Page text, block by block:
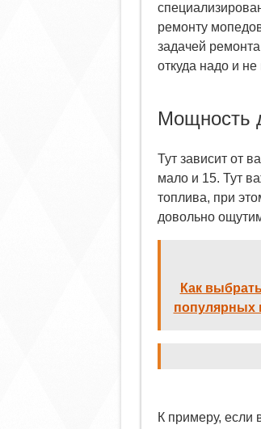
ремонту
задачей
откуда надо и
Мощность
Тут зависит от
мало и 15. Тут
топлива, при
довольно
Как
популярных
К примеру, если